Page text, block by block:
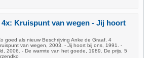
4x: Kruispunt van wegen - Jij hoort
goed als nieuw Beschrijving Anke de Graaf, 4
van wegen, 2003. - Jij hoort bij ons, 1991. -
2006. - De warmte van het goede, 1989. De prijs, 5